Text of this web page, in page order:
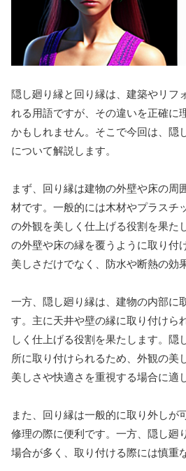
隠し廻り縁と回り縁は、建築やリフ
れる用語ですが、その違いを正確に
かもしれません。そこで今回は、隠
について解説します。
まず、回り縁は建物の外壁や床の周
材です。一般的には木材やプラスチ
の外観を美しく仕上げる役割を果た
の外壁や床の縁を覆うように取り付
美しさだけでなく、防水や断熱の効
一方、隠し廻り縁は、建物の内部に
す。主に天井や壁の縁に取り付けら
しく仕上げる役割を果たします。隠
所に取り付けられるため、外観の美
美しさや快適さを重視する場合に適
また、回り縁は一般的に取り外しが
修理の際に便利です。一方、隠し廻
場合が多く、取り付ける際には慎重